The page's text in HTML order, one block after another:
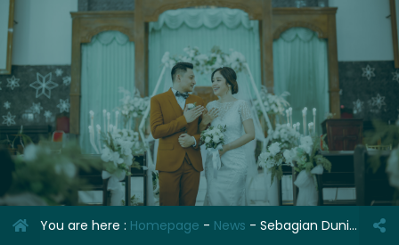
You are here : Homepage - News - Sebagian Dunia Yang Hilang Ternyata Ada di Sumba, Nusa Tenggara Timur